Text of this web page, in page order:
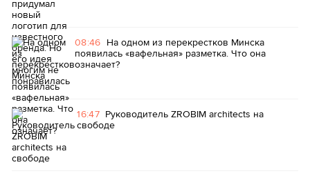
08:46 На одном из перекрестков Минска
появилась «вафельная» разметка. Что она
означает?
16:47 Руководитель ZROBIM architects на
свободе